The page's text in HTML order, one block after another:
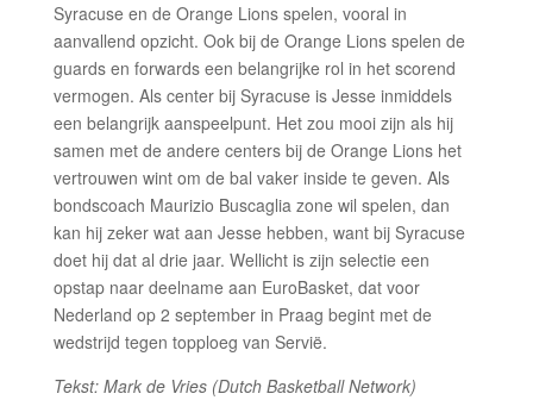
Syracuse en de Orange Lions spelen, vooral in
aanvallend opzicht. Ook bij de Orange Lions spelen de
guards en forwards een belangrijke rol in het scorend
vermogen. Als center bij Syracuse is Jesse inmiddels
een belangrijk aanspeelpunt. Het zou mooi zijn als hij
samen met de andere centers bij de Orange Lions het
vertrouwen wint om de bal vaker inside te geven. Als
bondscoach Maurizio Buscaglia zone wil spelen, dan
kan hij zeker wat aan Jesse hebben, want bij Syracuse
doet hij dat al drie jaar. Wellicht is zijn selectie een
opstap naar deelname aan EuroBasket, dat voor
Nederland op 2 september in Praag begint met de
wedstrijd tegen topploeg van Servië.
Tekst: Mark de Vries (Dutch Basketball Network)